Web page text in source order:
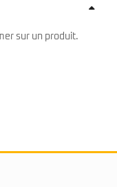
sur un produit.